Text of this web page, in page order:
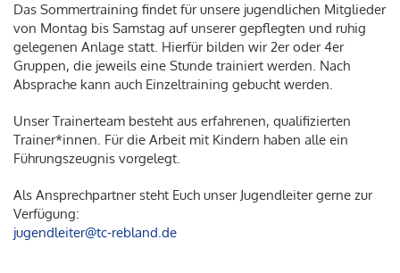
Das Sommertraining findet für unsere jugendlichen Mitglieder
von Montag bis Samstag auf unserer gepflegten und ruhig
gelegenen Anlage statt. Hierfür bilden wir 2er oder 4er
Gruppen, die jeweils eine Stunde trainiert werden. Nach
Absprache kann auch Einzeltraining gebucht werden.
Unser Trainerteam besteht aus erfahrenen, qualifizierten
Trainer*innen. Für die Arbeit mit Kindern haben alle ein
Führungszeugnis vorgelegt.
Als Ansprechpartner steht Euch unser Jugendleiter gerne zur
Verfügung:
jugendleiter@tc-rebland.de